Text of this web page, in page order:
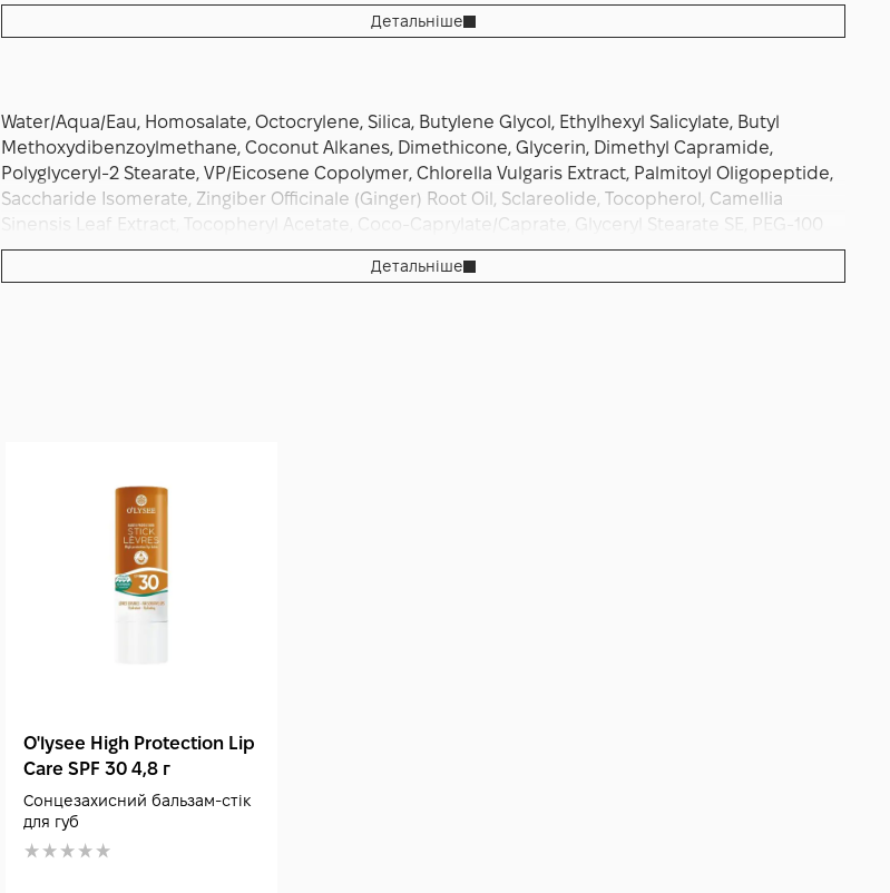
денній рутині використовуйте Prisma Protect як фінальний крок догляду, а ввечері доповнюйте
ритуал звичним зволоженням або відновлювальними засобами. Регулярність і правильне
Детальніше
Water/Aqua/Eau, Homosalate, Octocrylene, Silica, Butylene Glycol, Ethylhexyl Salicylate, Butyl
Methoxydibenzoylmethane, Coconut Alkanes, Dimethicone, Glycerin, Dimethyl Capramide,
Polyglyceryl-2 Stearate, VP/Eicosene Copolymer, Chlorella Vulgaris Extract, Palmitoyl Oligopeptide,
Saccharide Isomerate, Zingiber Officinale (Ginger) Root Oil, Sclareolide, Tocopherol, Camellia
Sinensis Leaf Extract, Tocopheryl Acetate, Coco-Caprylate/Caprate, Glyceryl Stearate SE, PEG-100
Stearate, Potassium Cetyl Phosphate, Arachidyl Alcohol, Dimethicone Crosspolymer, Behenyl
Alcohol, Benzyl Alcohol, Caprylic/Capric Triglyceride, Xanthan Gum, Acrylates/C10-30 Alkyl Acrylate
Детальніше
O'lysee High Protection Lip
Care SPF 30 4,8 г
Сонцезахисний бальзам-стік
для губ